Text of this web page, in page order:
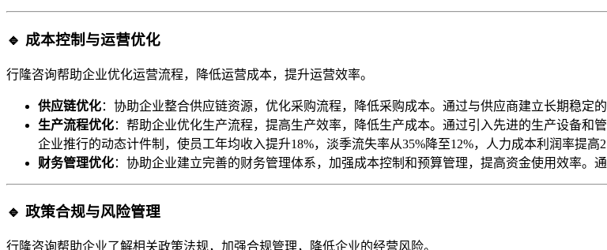
🔹 成本控制与运营优化
行隆咨询帮助企业优化运营流程，降低运营成本，提升运营效率。
供应链优化：协助企业整合供应链资源，优化采购流程，降低采购成本。通过与供应商建立长期稳定
生产流程优化：帮助企业优化生产流程，提高生产效率，降低生产成本。通过引入先进的生产设备
企业推行的动态计件制，使员工年均收入提升18%，淡季流失率从35%降至12%，人力成本利润率提高
财务管理优化：协助企业建立完善的财务管理体系，加强成本控制和预算管理，提高资金使用效率。
🔹 政策合规与风险管理
行隆咨询帮助企业了解相关政策法规，加强合规管理，降低企业的经营风险。